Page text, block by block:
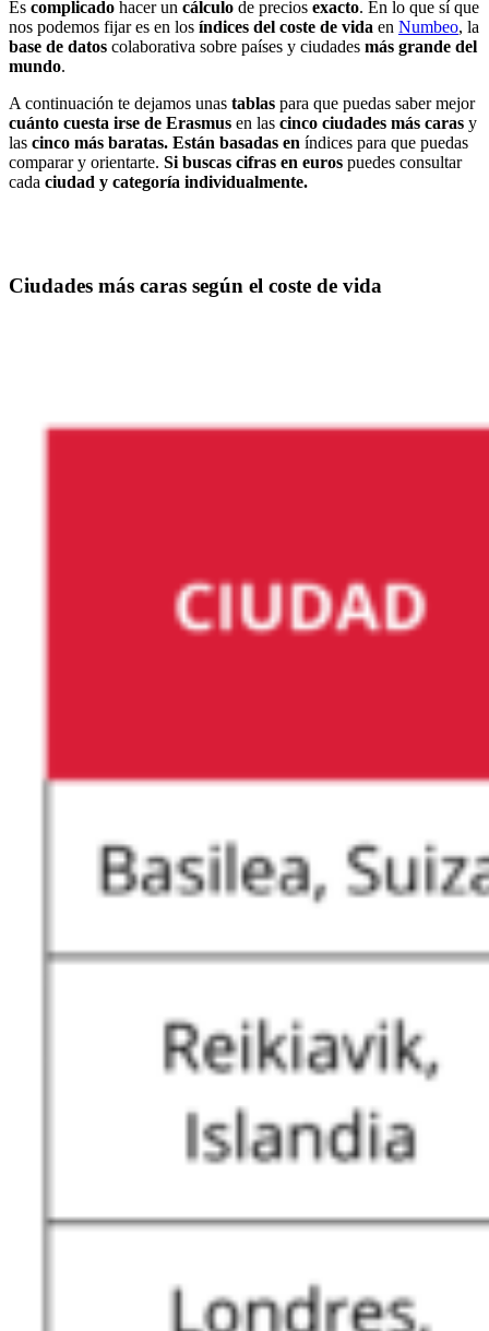
Es complicado hacer un cálculo de precios exacto. En lo que sí que
nos podemos fijar es en los índices del coste de vida en Numbeo, la
base de datos colaborativa sobre países y ciudades más grande del
mundo.
A continuación te dejamos unas tablas para que puedas saber mejor
cuánto cuesta irse de Erasmus en las cinco ciudades más caras y
las cinco más baratas. Están basadas en índices para que puedas
comparar y orientarte. Si buscas cifras en euros puedes consultar
cada ciudad y categoría individualmente.
Ciudades más caras según el coste de vida